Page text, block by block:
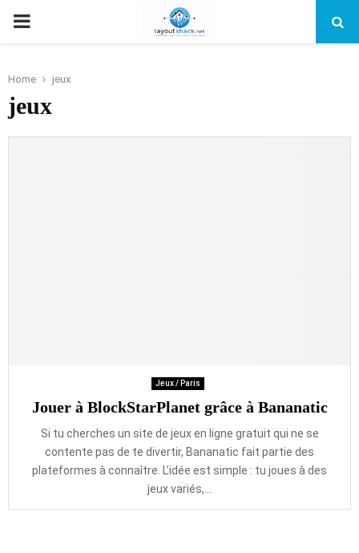
PRIMARY
Home jeux
jeux
Jeux / Paris
Jouer à BlockStarPlanet grâce à Bananatic
Si tu cherches un site de jeux en ligne gratuit qui ne se
contente pas de te divertir, Bananatic fait partie des
plateformes à connaître. L’idée est simple : tu joues à des
jeux variés,...